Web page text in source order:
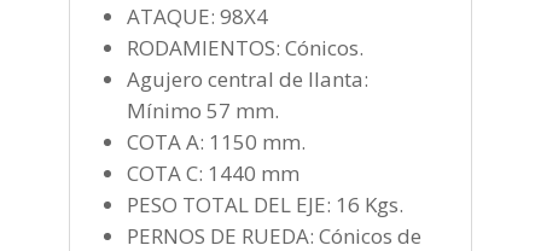
ATAQUE: 98X4
RODAMIENTOS: Cónicos.
Agujero central de llanta:
Mínimo 57 mm.
COTA A: 1150 mm.
COTA C: 1440 mm
PESO TOTAL DEL EJE: 16 Kgs.
PERNOS DE RUEDA: Cónicos de